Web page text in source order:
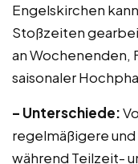
Engelskirchen
Stoßzeiten
an Wochenenden,
saisonaler
– Unterschiede:
regelmäßigere
während Teilzeit-